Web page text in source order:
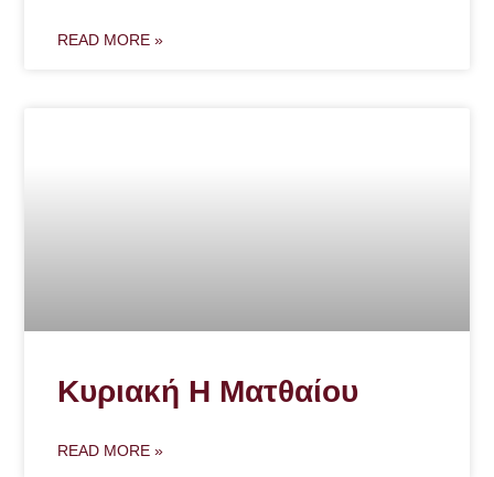
READ MORE »
Κυριακή Η Ματθαίου
READ MORE »